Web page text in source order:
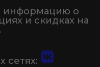
информацию о
и скидках на
сетях: